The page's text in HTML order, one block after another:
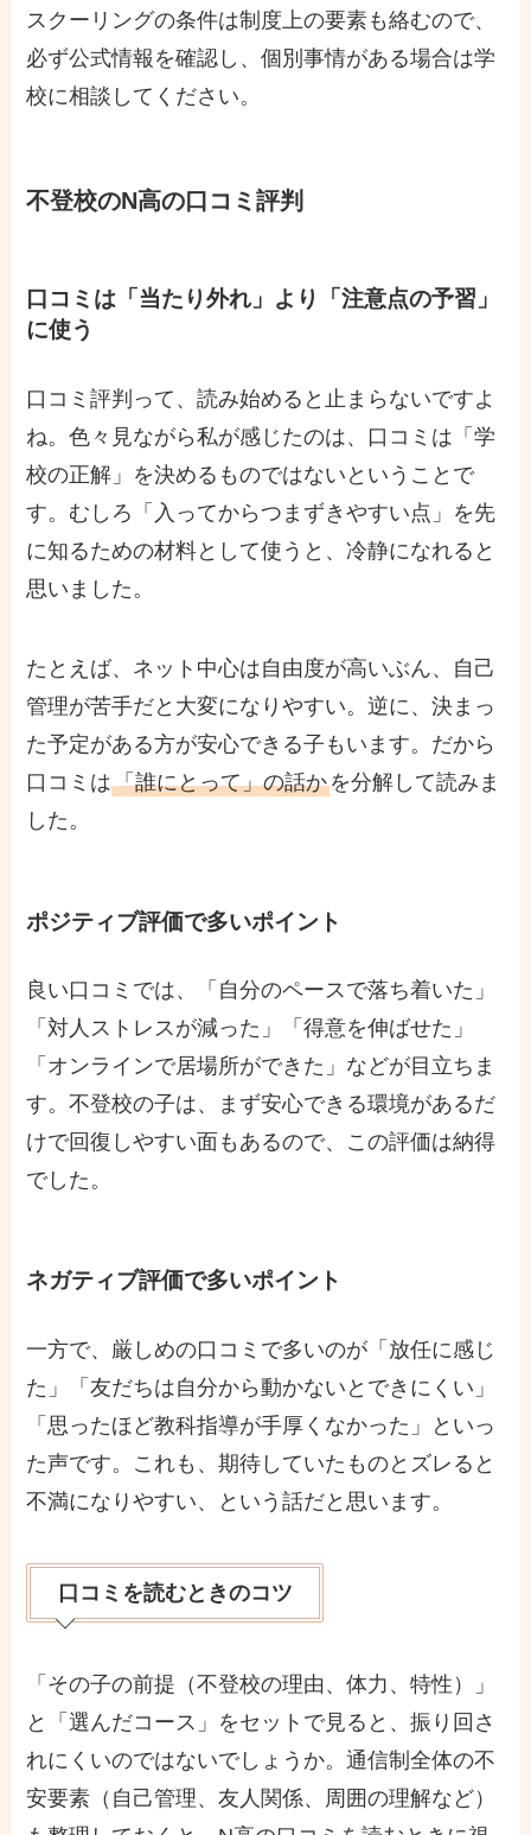
スクーリングの条件は制度上の要素も絡むので、
必ず公式情報を確認し、個別事情がある場合は学
校に相談してください。
不登校のN高の口コミ評判
口コミは「当たり外れ」より「注意点の予習」
に使う
口コミ評判って、読み始めると止まらないですよ
ね。色々見ながら私が感じたのは、口コミは「学
校の正解」を決めるものではないということで
す。むしろ「入ってからつまずきやすい点」を先
に知るための材料として使うと、冷静になれると
思いました。
たとえば、ネット中心は自由度が高いぶん、自己
管理が苦手だと大変になりやすい。逆に、決まっ
た予定がある方が安心できる子もいます。だから
口コミは「誰にとって」の話かを分解して読みま
した。
ポジティブ評価で多いポイント
良い口コミでは、「自分のペースで落ち着いた」
「対人ストレスが減った」「得意を伸ばせた」
「オンラインで居場所ができた」などが目立ちま
す。不登校の子は、まず安心できる環境があるだ
けで回復しやすい面もあるので、この評価は納得
でした。
ネガティブ評価で多いポイント
一方で、厳しめの口コミで多いのが「放任に感じ
た」「友だちは自分から動かないとできにくい」
「思ったほど教科指導が手厚くなかった」といっ
た声です。これも、期待していたものとズレると
不満になりやすい、という話だと思います。
口コミを読むときのコツ
「その子の前提（不登校の理由、体力、特性）」
と「選んだコース」をセットで見ると、振り回さ
れにくいのではないでしょうか。通信制全体の不
安要素（自己管理、友人関係、周囲の理解など）